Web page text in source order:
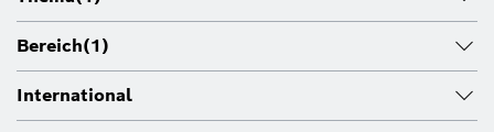
Bereich(1)
International